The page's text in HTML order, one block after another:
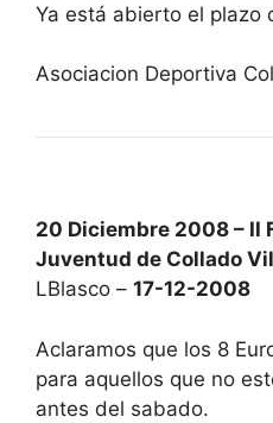
Ya está abierto el plazo
Asociacion Deportiva
20 Diciembre 2008 – II
Juventud de Collado
LBlasco – 17-12-2008
Aclaramos que los 8
para aquellos que no
antes del sabado.